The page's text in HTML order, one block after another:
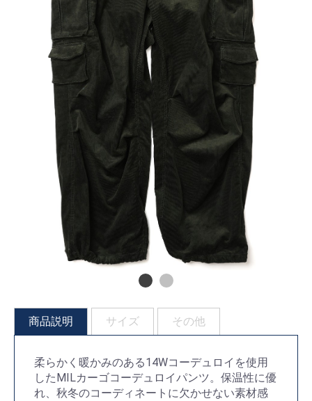
商品説明 サイズ その他
柔らかく暖かみのある14Wコーデュロイを使用
したMILカーゴコーデュロイパンツ。保温性に優
れ、秋冬のコーディネートに欠かせない素材感